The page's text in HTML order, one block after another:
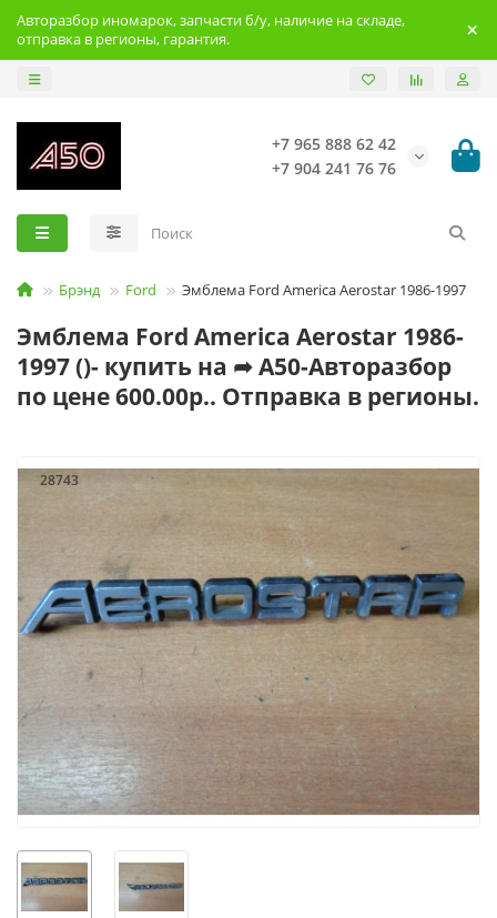
Авторазбор иномарок, запчасти б/у, наличие на складе,
отправка в регионы, гарантия.
+7 965 888 62 42
+7 904 241 76 76
Брэнд Ford Эмблема Ford America Aerostar 1986-1997
Эмблема Ford America Aerostar 1986-
1997 ()- купить на ➦ А50-Авторазбор
по цене 600.00р.. Отправка в регионы.
28743